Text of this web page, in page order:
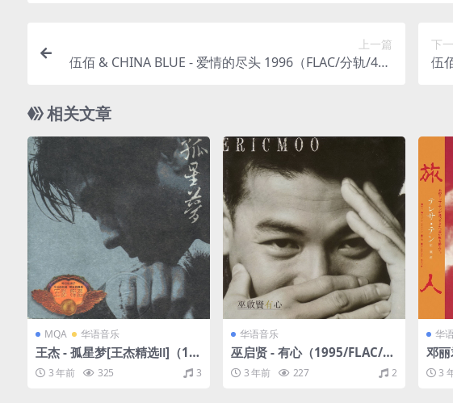
上一篇
伍佰 & CHINA BLUE - 爱情的尽头 1996（FLAC/分轨/436
下
伍
相关文章
MQA 华语音乐
王杰 - 孤星梦[王杰精选Ⅱ]（19
94/FLAC/分轨/329M）(MQ
A/16bit/44.1kHz)
3 年前 325 3
华语音乐
巫启贤 - 有心（1995/FLAC/分
轨/302M）
3 年前 227 2
华
邓
轨/3